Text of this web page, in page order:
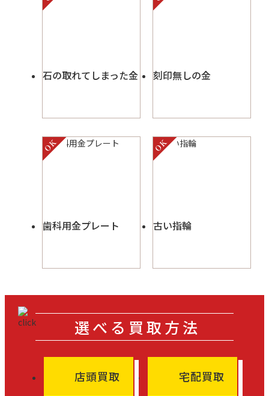
石の取れてしまった金 刻印無しの金
歯科用金プレート 古い指輪
選べる買取方法
店頭買取 宅配買取